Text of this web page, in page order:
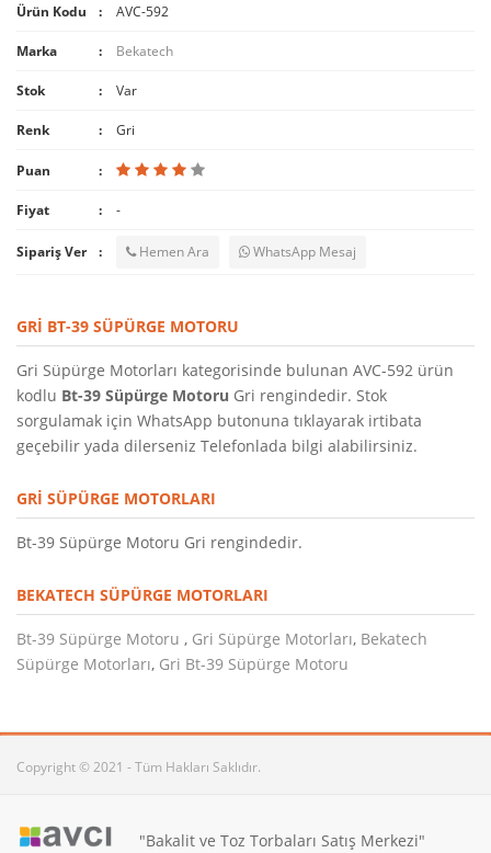
Ürün Kodu AVC-592
Marka Bekatech
Stok Var
Renk Gri
Puan
Fiyat -
Sipariş Ver Hemen Ara WhatsApp Mesaj
GRI BT-39 SÜPÜRGE MOTORU
Gri Süpürge Motorları kategorisinde bulunan AVC-592 ürün
kodlu Bt-39 Süpürge Motoru Gri rengindedir. Stok
sorgulamak için WhatsApp butonuna tıklayarak irtibata
geçebilir yada dilerseniz Telefonlada bilgi alabilirsiniz.
GRI SÜPÜRGE MOTORLARI
Bt-39 Süpürge Motoru Gri rengindedir.
BEKATECH SÜPÜRGE MOTORLARI
Bt-39 Süpürge Motoru , Gri Süpürge Motorları, Bekatech
Süpürge Motorları, Gri Bt-39 Süpürge Motoru
Copyright © 2021 - Tüm Hakları Saklıdır.
"Bakalit ve Toz Torbaları Satış Merkezi"